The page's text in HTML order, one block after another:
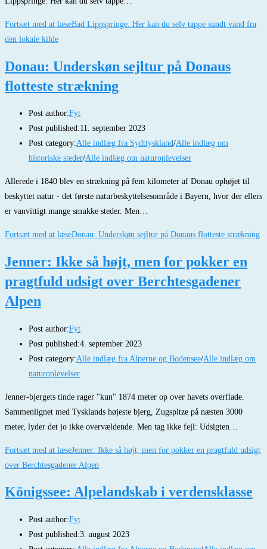
Fortsæt med at læseBad Lippspringe: Her kan du selv tappe sundt vand fra
den lokale kilde
Donau: Underskøn sejltur på Donaus
flotteste strækning
Post author:Fyt
Post published:11. september 2023
Post category:Alle indlæg fra Sydttyskland/Alle indlæg om
historiske steder/Alle indlæg om naturoplevelser
Allerede i 1840 blev en strækning på fem kilometer af Donau ophøjet til
beskyttet natur - det første naturbeskyttelsesområde i Bayern, hvor der ellers
er vanvittigt mange smukke steder. Men…
Fortsæt med at læseDonau: Underskøn sejltur på Donaus flotteste strækning
Jenner: Ikke så højt, men for pokker en
pragtfuld udsigt over Berchtesgadener
Alpen
Post author:Fyt
Post published:4. september 2023
Post category:Alle indlæg fra Alperne og Bodensee/Alle indlæg om
naturoplevelser
Jenner-bjergets tinde rager "kun" 1874 meter op over havets overflade.
Sammenlignet med Tysklands højeste bjerg, Zugspitze på næsten 3000
meter, lyder det jo ikke overvældende. Men tag ikke fejl: Udsigten…
Fortsæt med at læseJenner: Ikke så højt, men for pokker en pragtfuld udsigt
over Berchtesgadener Alpen
Königssee: Alpelandskab i verdensklasse
Post author:Fyt
Post published:3. august 2023